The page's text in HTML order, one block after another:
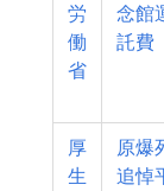
労
働
省
念館
託費
厚
生
原爆
追悼